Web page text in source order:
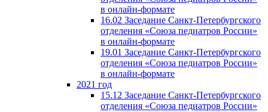
в онлайн-формате
16.02 Заседание Санкт-Петербургского
отделения «Союза педиатров России»
в онлайн-формате
19.01 Заседание Санкт-Петербургского
отделения «Союза педиатров России»
в онлайн-формате
2021 год
15.12 Заседание Санкт-Петербургского
отделения «Союза педиатров России»